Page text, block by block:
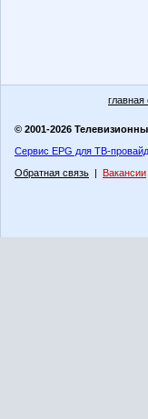
главная
© 2001-2026
Сервис EPG для ТВ-
Обратная связь | Вакансии